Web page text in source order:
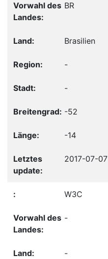
BR
Brasilien
-
-
-52
-14
2017-07-07
W3C
-
-